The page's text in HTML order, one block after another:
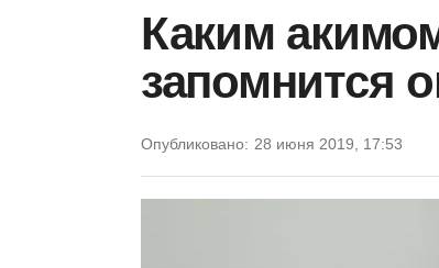
Каким
запомнится
Опубликовано: 28 июня 2019, 17:53